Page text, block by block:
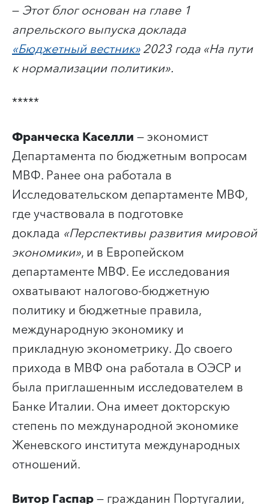
—Этот блог основан на главе 1
апрельского выпуска доклада
«Бюджетный вестник»2023 года «На пути
к нормализации политики».
*****
Франческа Каселли— экономист
Департамента по бюджетным вопросам
МВФ. Ранее она работала в
Исследовательском департаменте МВФ,
где участвовала в подготовке
доклада «Перспективы развития мировой
экономики», и в Европейском
департаменте МВФ. Ее исследования
охватывают налогово-бюджетную
политику и бюджетные правила,
международную экономику и
прикладную эконометрику. До своего
прихода в МВФ она работала в ОЭСР и
была приглашенным исследователем в
Банке Италии. Она имеет докторскую
степень по международной экономике
Женевского института международных
отношений.
Витор Гаспар— гражданин Португалии,